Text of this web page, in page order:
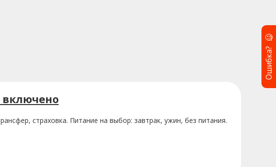
включено
страховка. Питание на выбор: завтрак, ужин, без питания.
Ошибка?
🧐